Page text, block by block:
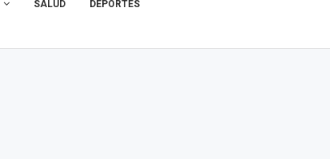
SALUD DEPORTES